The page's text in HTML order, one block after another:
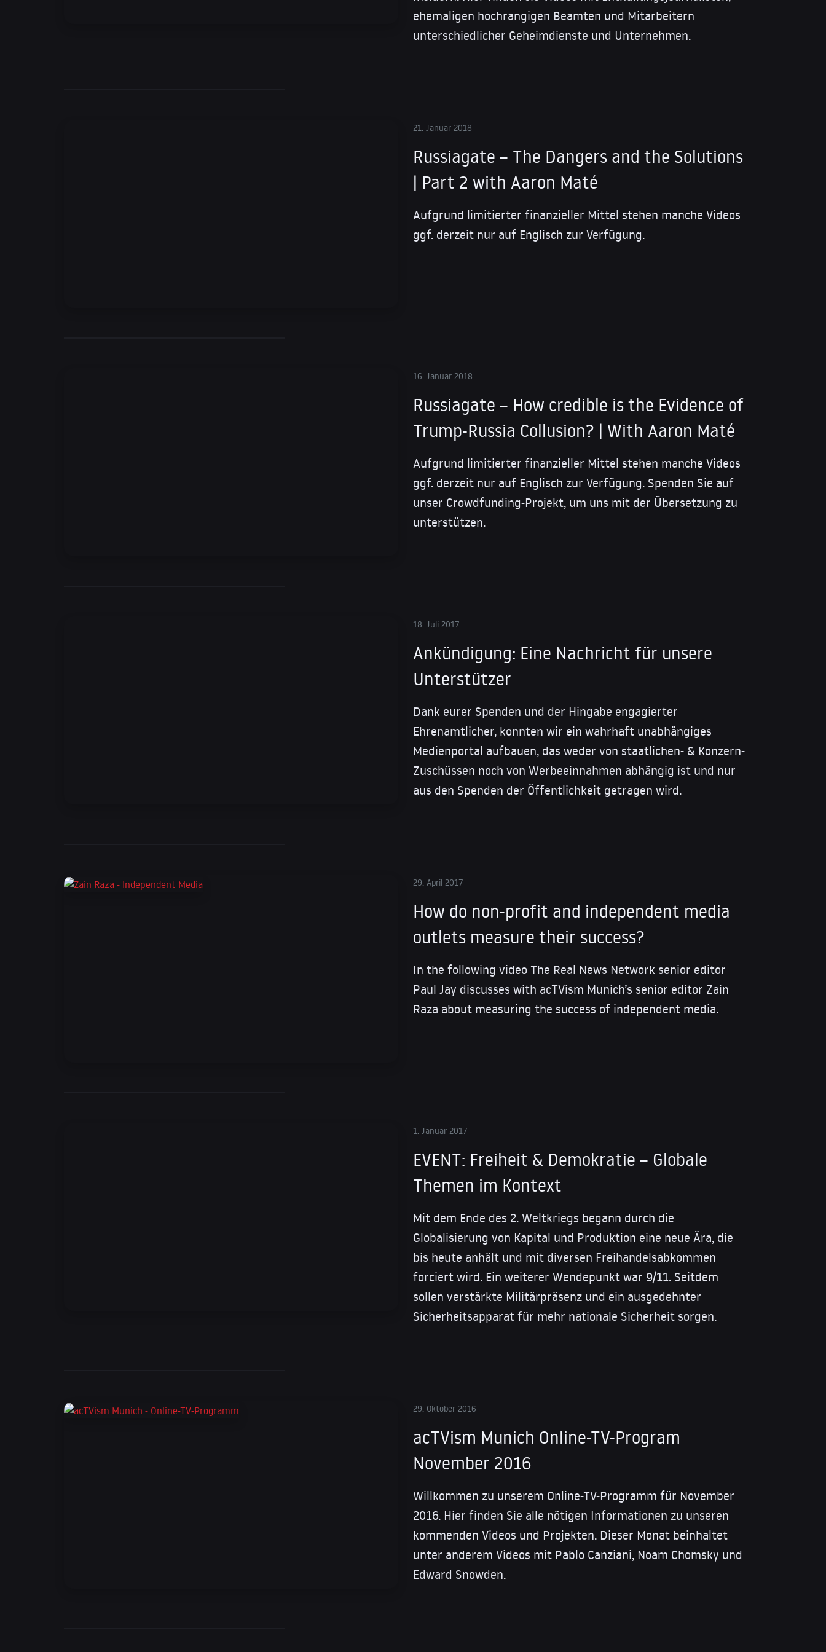
ehemaligen hochrangigen Beamten und Mitarbeitern
unterschiedlicher Geheimdienste und Unternehmen.
21. Januar 2018
Russiagate – The Dangers and the Solutions
| Part 2 with Aaron Maté
Aufgrund limitierter finanzieller Mittel stehen manche Videos
ggf. derzeit nur auf Englisch zur Verfügung.
16. Januar 2018
Russiagate – How credible is the Evidence of
Trump-Russia Collusion? | With Aaron Maté
Aufgrund limitierter finanzieller Mittel stehen manche Videos
ggf. derzeit nur auf Englisch zur Verfügung. Spenden Sie auf
unser Crowdfunding-Projekt, um uns mit der Übersetzung zu
unterstützen.
18. Juli 2017
Ankündigung: Eine Nachricht für unsere
Unterstützer
Dank eurer Spenden und der Hingabe engagierter
Ehrenamtlicher, konnten wir ein wahrhaft unabhängiges
Medienportal aufbauen, das weder von staatlichen- & Konzern-
Zuschüssen noch von Werbeeinnahmen abhängig ist und nur
aus den Spenden der Öffentlichkeit getragen wird.
29. April 2017
How do non-profit and independent media
outlets measure their success?
In the following video The Real News Network senior editor
Paul Jay discusses with acTVism Munich’s senior editor Zain
Raza about measuring the success of independent media.
1. Januar 2017
EVENT: Freiheit & Demokratie – Globale
Themen im Kontext
Mit dem Ende des 2. Weltkriegs begann durch die
Globalisierung von Kapital und Produktion eine neue Ära, die
bis heute anhält und mit diversen Freihandelsabkommen
forciert wird. Ein weiterer Wendepunkt war 9/11. Seitdem
sollen verstärkte Militärpräsenz und ein ausgedehnter
Sicherheitsapparat für mehr nationale Sicherheit sorgen.
29. Oktober 2016
acTVism Munich Online-TV-Program
November 2016
Willkommen zu unserem Online-TV-Programm für November
2016. Hier finden Sie alle nötigen Informationen zu unseren
kommenden Videos und Projekten. Dieser Monat beinhaltet
unter anderem Videos mit Pablo Canziani, Noam Chomsky und
Edward Snowden.